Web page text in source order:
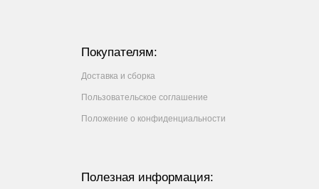
Покупателям:
Доставка и сборка
Пользовательское соглашение
Положение о конфиденциальности
Полезная информация: